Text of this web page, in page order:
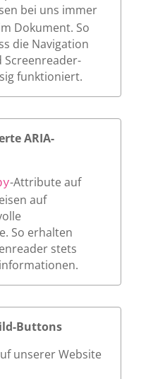
bei uns immer
Dokument. So
die Navigation
funktioniert.
ARIA-
-Attribute auf
auf
So erhalten
stets
Buttons
unserer Website